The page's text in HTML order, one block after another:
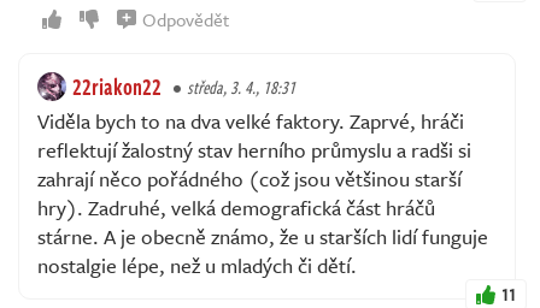
Odpovědět
22riakon22 středa, 3. 4., 18:31
Viděla bych to na dva velké faktory. Zaprvé, hráči
reflektují žalostný stav herního průmyslu a radši si
zahrají něco pořádného (což jsou většinou starší
hry). Zadruhé, velká demografická část hráčů
stárne. A je obecně známo, že u starších lidí funguje
nostalgie lépe, než u mladých či dětí.
11